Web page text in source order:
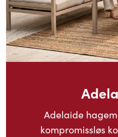
Adelaide
kompromissløs